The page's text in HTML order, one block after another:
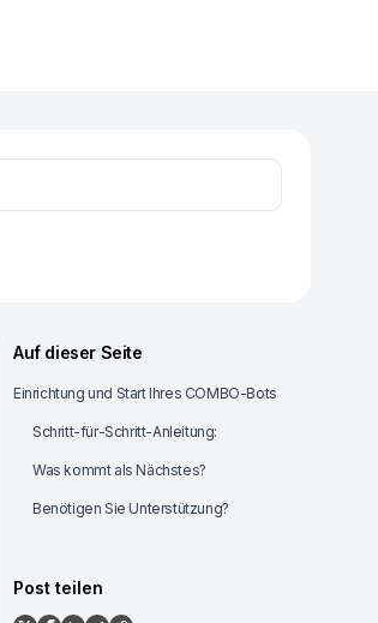
Auf dieser Seite
Einrichtung und Start Ihres COMBO-Bots
Schritt-für-Schritt-Anleitung:
Was kommt als Nächstes?
Benötigen Sie Unterstützung?
Post teilen